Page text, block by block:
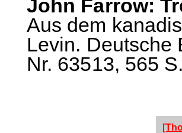
John Farrow:
Aus dem
Levin. Deutsche
Nr. 63513, 565